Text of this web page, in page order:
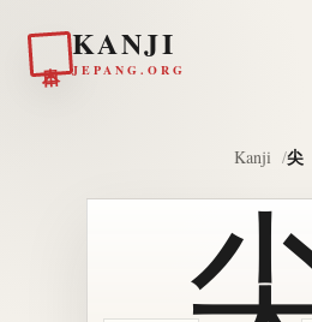
KANJI
JEPANG.ORG
Kanji 尖